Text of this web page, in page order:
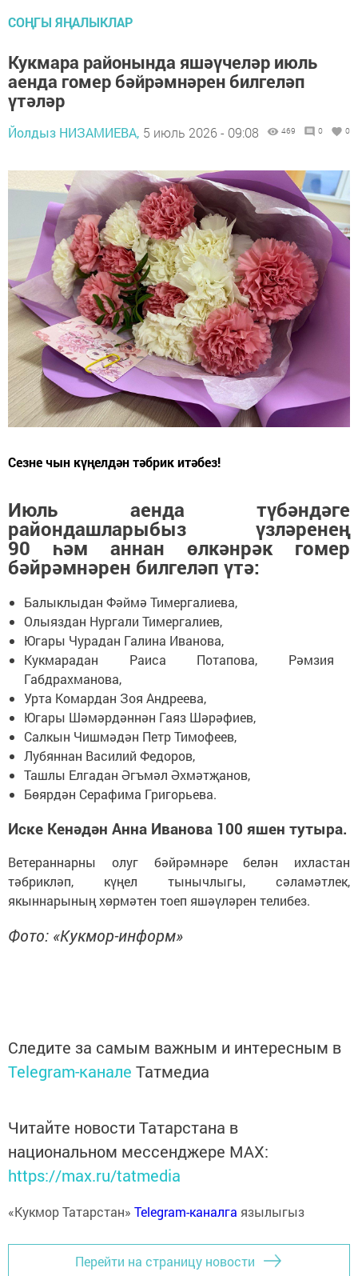
СОҢГЫ ЯҢАЛЫКЛАР
Кукмара районында яшәүчеләр июль
аенда гомер бәйрәмнәрен билгеләп
үтәләр
Йолдыз НИЗАМИЕВА, 5 июль 2026 - 09:08 469 0 0
Сезне чын күңелдән тәбрик итәбез!
Июль аенда түбәндәге
райондашларыбыз үзләренең
90 һәм аннан өлкәнрәк гомер
бәйрәмнәрен билгеләп үтә:
Балыклыдан Фәймә Тимергалиева,
Олыяздан Нургали Тимергалиев,
Югары Чурадан Галина Иванова,
Кукмарадан Раиса Потапова, Рәмзия
Габдрахманова,
Урта Комардан Зоя Андреева,
Югары Шәмәрдәннән Гаяз Шәрәфиев,
Салкын Чишмәдән Петр Тимофеев,
Лубяннан Василий Федоров,
Ташлы Елгадан Әгъмәл Әхмәтҗанов,
Бөярдән Серафима Григорьева.
Иске Кенәдән Анна Иванова 100 яшен тутыра.
Ветераннарны олуг бәйрәмнәре белән ихластан
тәбрикләп, күңел тынычлыгы, сәламәтлек,
якыннарының хөрмәтен тоеп яшәүләрен телибез.
Фото: «Кукмор-информ»
Следите за самым важным и интересным в
Telegram-канале Татмедиа
Читайте новости Татарстана в
национальном мессенджере MАХ:
https://max.ru/tatmedia
«Кукмор Татарстан» Telegram-каналга язылыгыз
Перейти на страницу новости